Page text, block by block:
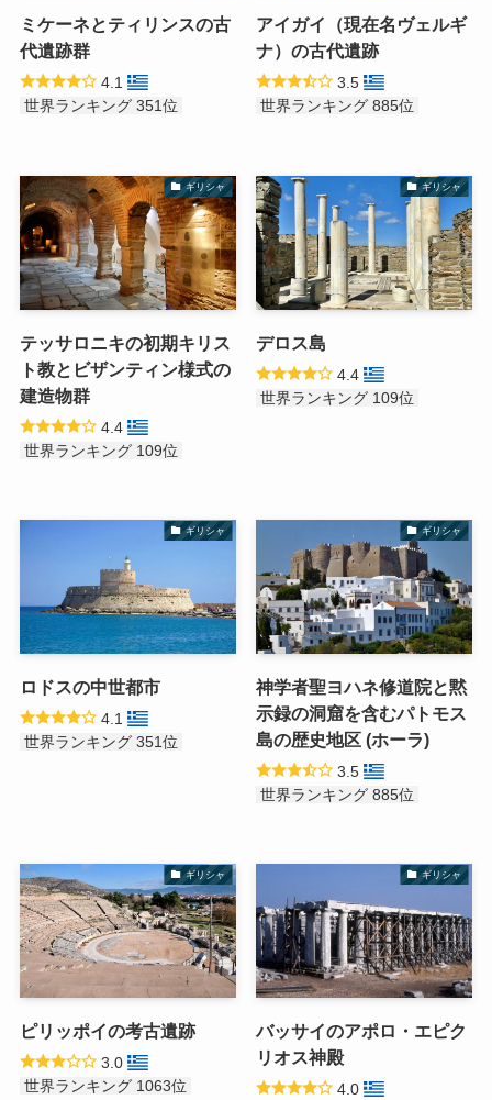
ミケーネとティリンスの古
代遺跡群
4.1
世界ランキング 351位
アイガイ（現在名ヴェルギ
ナ）の古代遺跡
3.5
世界ランキング 885位
ギリシャ
テッサロニキの初期キリス
ト教とビザンティン様式の
建造物群
4.4
世界ランキング 109位
ギリシャ
デロス島
4.4
世界ランキング 109位
ギリシャ
ロドスの中世都市
4.1
世界ランキング 351位
ギリシャ
神学者聖ヨハネ修道院と黙
示録の洞窟を含むパトモス
島の歴史地区 (ホーラ)
3.5
世界ランキング 885位
ギリシャ
ピリッポイの考古遺跡
3.0
世界ランキング 1063位
ギリシャ
バッサイのアポロ・エピク
リオス神殿
4.0